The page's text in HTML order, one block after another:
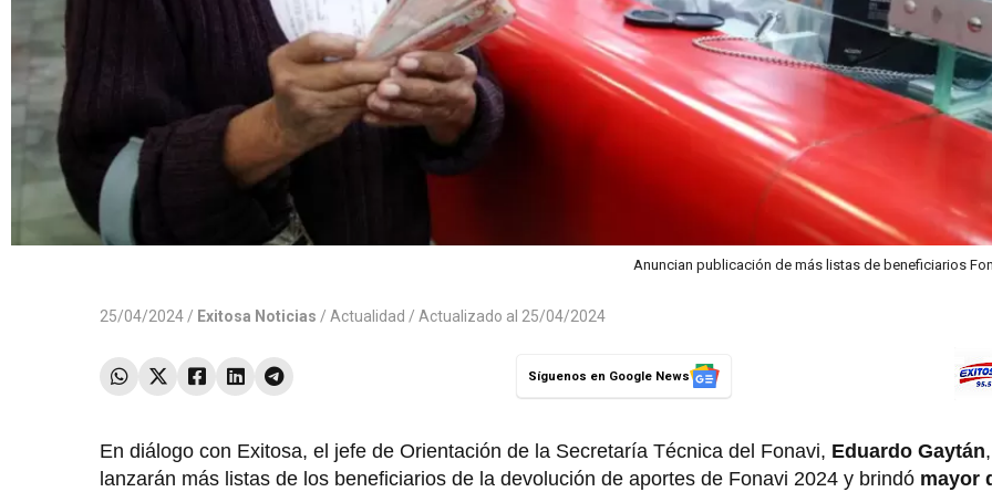
Anuncian publicación de más listas de beneficiarios
25/04/2024 / Exitosa Noticias / Actualidad / Actualizado al 25/04/2024
Síguenos en Google News
En diálogo con Exitosa, el jefe de Orientación de la Secretaría Técnica del Fonavi, Eduardo Gaytán
lanzarán más listas de los beneficiarios de la devolución de aportes de Fonavi 2024 y brindó mayor